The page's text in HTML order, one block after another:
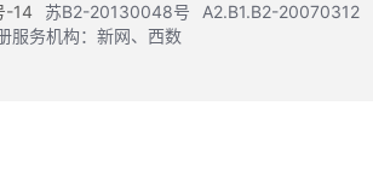
-14 苏B2-20130048号
A2.B1.B2-20070312
服务机构：新网、西数